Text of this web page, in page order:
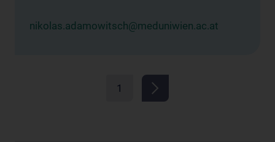
nikolas.adamowitsch@meduniwien.ac.at
1